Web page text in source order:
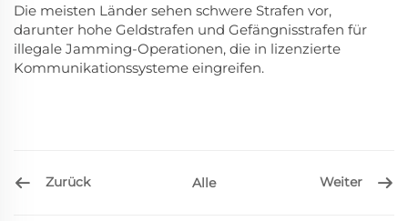
Die meisten Länder sehen schwere Strafen vor,
darunter hohe Geldstrafen und Gefängnisstrafen für
illegale Jamming-Operationen, die in lizenzierte
Kommunikationssysteme eingreifen.
Zurück Alle Weiter